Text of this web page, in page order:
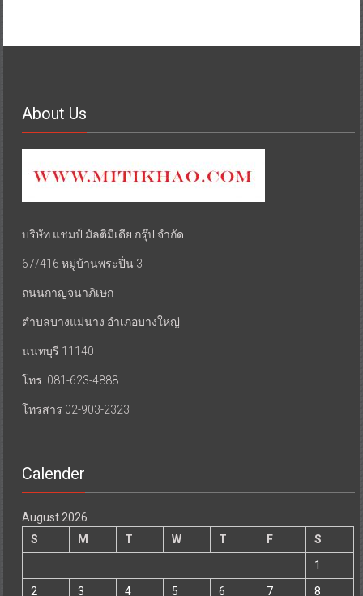
About Us
บริษัท แชมป์ มัลติมีเดีย กรุ๊ป จำกัด
67/416 หมู่บ้านพระปิ่น 3
ถนนกาญจนาภิเษก
ตำบลบางแม่นาง อำเภอบางใหญ่
นนทบุรี 11140
โทร. 081-623-4888
โทรสาร 02-903-2323
Calender
August 2026
S
M T W T F
S
1
2
3 4 5 6 7 8